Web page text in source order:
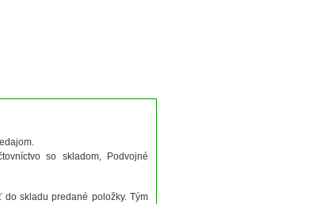
so skladom, Podvojné
skladu predané položky. Tým